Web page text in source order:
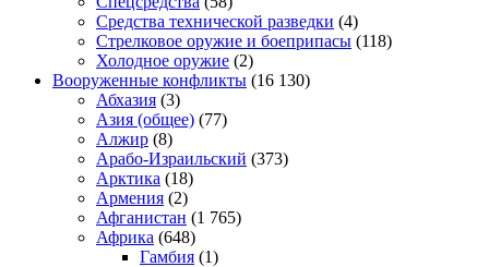
Средства технической разведки (4)
Стрелковое оружие и боеприпасы (118)
Холодное оружие (2)
Вооруженные конфликты (16 130)
Абхазия (3)
Азия (общее) (77)
Алжир (8)
Арабо-Израильский (373)
Арктика (18)
Армения (2)
Афганистан (1 765)
Африка (648)
Гамбия (1)